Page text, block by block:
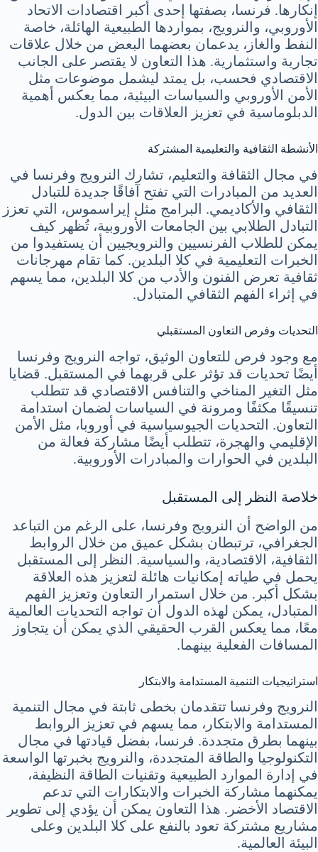
إنكارها. فرنسا، بصفتها إحدى أكبر اقتصادات الاتحاد
الأوروبي، والنرويج، بمواردها الطبيعية الهائلة، خاصة
النفط والغاز، يدعمان بعضهما البعض من خلال علاقات
تجارية واستثمارية. هذا التعاون لا يقتصر على الجانب
الاقتصادي فحسب، بل يمتد ليشمل موضوعات مثل
الأمن الأوروبي والسياسات البيئية، مما يعكس أهمية
الدبلوماسية في تعزيز العلاقات بين الدول.
الأنشطة الثقافية والتعليمية المشتركة
في مجال الثقافة والتعليم، تشارك النرويج وفرنسا في
العديد من المبادرات التي تفتح آفاقًا جديدة للتبادل
الثقافي والأكاديمي. البرامج مثل إيراسموس، التي تعزز
التبادل الطلابي بين الجامعات الأوروبية، تُظهر كيف
يمكن للطلاب الفرنسيين والنرويجيين أن يستفيدوا من
الخبرات التعليمية في كلا البلدين. كما تقام مهرجانات
ثقافية تعرض الفنون والأدب من كلا البلدين، مما يسهم
في إثراء الفهم الثقافي المتبادل.
التحديات وفرص التعاون المستقبلي
مع وجود فرص للتعاون الوثيق، تواجه النرويج وفرنسا
أيضًا تحديات قد تؤثر على قربهما في المستقبل. قضايا
مثل التغير المناخي والتنافس الاقتصادي قد تتطلب
تنسيقًا مكثفًا ومرونة في السياسات لضمان استدامة
التعاون. التحديات الجيوسياسية في أوروبا، مثل الأمن
الإقليمي والهجرة، تتطلب أيضًا مشاركة فعالة من
البلدين في الحوارات والمبادرات الأوروبية.
خلاصة النظر إلى المستقبل
من الواضح أن النرويج وفرنسا، على الرغم من التباعد
الجغرافي، ترتبطان بشكل عميق من خلال الروابط
الثقافية، الاقتصادية، والسياسية. النظر إلى المستقبل
يحمل في طياته إمكانيات هائلة لتعزيز هذه العلاقة
بشكل أكبر. من خلال استمرار التعاون وتعزيز الفهم
المتبادل، يمكن لهذه الدول أن تواجه التحديات العالمية
معًا، مما يعكس القرب الحقيقي الذي يمكن أن يتجاوز
المسافات الفعلية بينهما.
استراتيجيات التنمية المستدامة والابتكار
النرويج وفرنسا تتقدمان بخطى ثابتة في مجال التنمية
المستدامة والابتكار، مما يسهم في تعزيز الروابط
بينهما بطرق متجددة. فرنسا، بفضل قيادتها في مجال
التكنولوجيا والطاقة المتجددة، والنرويج بخبرتها الواسعة
في إدارة الموارد الطبيعية وتقنيات الطاقة النظيفة،
يمكنهما مشاركة الخبرات والابتكارات التي تدعم
الاقتصاد الأخضر. هذا التعاون يمكن أن يؤدي إلى تطوير
مشاريع مشتركة تعود بالنفع على كلا البلدين وعلى
البيئة العالمية.